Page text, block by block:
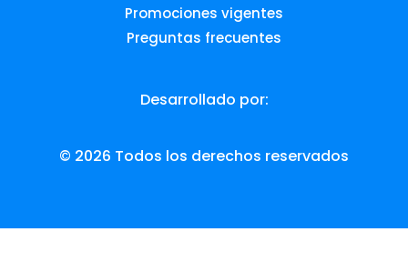
Promociones vigentes
Preguntas frecuentes
Desarrollado por:
© 2026 Todos los derechos reservados